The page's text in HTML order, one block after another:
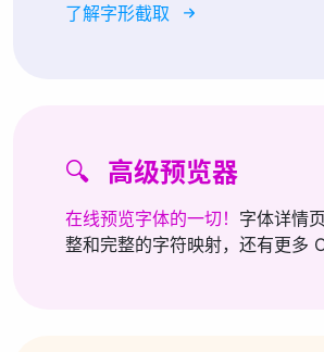
了解字形截取
🔍 高级预览器
在线预览字体的一切！ 字体详情
整和完整的字符映射，还有更多